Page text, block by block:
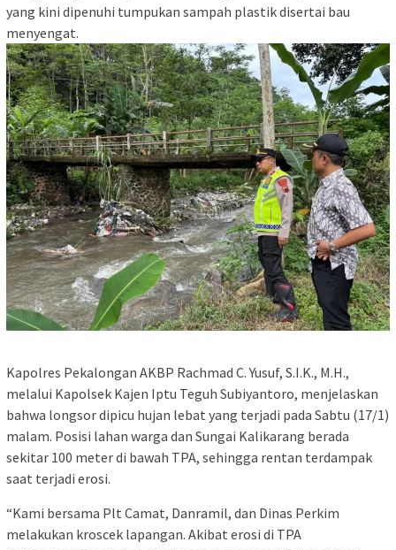
yang kini dipenuhi tumpukan sampah plastik disertai bau
menyengat.
Kapolres Pekalongan AKBP Rachmad C. Yusuf, S.I.K., M.H.,
melalui Kapolsek Kajen Iptu Teguh Subiyantoro, menjelaskan
bahwa longsor dipicu hujan lebat yang terjadi pada Sabtu (17/1)
malam. Posisi lahan warga dan Sungai Kalikarang berada
sekitar 100 meter di bawah TPA, sehingga rentan terdampak
saat terjadi erosi.
“Kami bersama Plt Camat, Danramil, dan Dinas Perkim
melakukan kroscek lapangan. Akibat erosi di TPA